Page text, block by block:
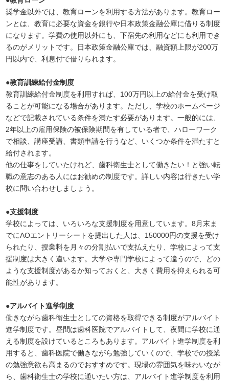
奨学金以外では、教育ローンを利用する方法があります。教育ロー
ンとは、教育に必要な資金を銀行や日本政策金融公庫に借りる制度
になります。学費の使用以外にも、下宿先の利用などにも利用でき
るのがメリットです。日本政策金融公庫では、融資額上限が200万
円以内で、利息付で借りられます。
●教育訓練給付金制度
教育訓練給付金制度を利用すれば、100万円以上の給付金を受け取
ることが可能になる場合があります。ただし、学校のホームページ
などで記載されている条件を満たす必要があります。一般的には、
2年以上の雇用保険の被保険期間を有している者で、ハローワーク
で相談、講座受講、書類申請を行うなど、いくつか条件を満たすと
給付されます。
他の仕事をしていたけれど、歯科衛生士として働きたい！と強い転
職の意志のある人にはお勧めの制度です。詳しい内容は行きたい学
校に問い合わせしましょう。
●支援制度
学校によっては、いろいろな支援制度を用意しています。8月末ま
でにAOエントリーシートを提出した人は、150000円の支援を受け
られたり、授業料を月々の分割払いで支払えたり、学校によって支
援制度は大きく違います。大学や専門学校によって違うので、どの
ような支援制度があるか知っておくと、大きく費用を抑えられる可
能性があります。
●アルバイト進学制度
働きながら歯科衛生士としての資格を取得できる制度がアルバイト
進学制度です。昼間は歯科医院でアルバイトして、夜間に学校に通
える制度を設けているところもあります。アルバイト進学制度を利
用すると、歯科医院で働きながら勉強していくので、学校での授業
の勉強意欲も高まるのでおすすめです。現場の雰囲気を味わいなが
ら、歯科衛生士の学校に通いたい方は、アルバイト進学制度を利用